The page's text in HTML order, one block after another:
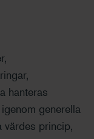
hanteras
generella
värdes princip,